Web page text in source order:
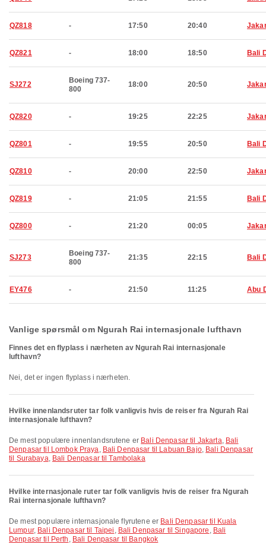
QZ818 - 17:50 20:40
QZ821 - 18:00 18:50 Bali
SJ272
Boeing 737-
800
18:00 20:50
QZ820 - 19:25 22:25
QZ801 - 19:55 20:50 Bali
QZ810 - 20:00 22:50
QZ819 - 21:05 21:55 Bali
QZ800 - 21:20 00:05
SJ273
Boeing 737-
800
21:35 22:15 Bali
EY476 - 21:50 11:25 Abu
Vanlige spørsmål om Ngurah Rai internasjonale lufthavn
Finnes det en flyplass i nærheten av Ngurah Rai internasjonale
lufthavn?
Nei, det er ingen flyplass i nærheten.
Hvilke innenlandsruter tar folk vanligvis hvis de reiser fra Ngurah Rai
internasjonale lufthavn?
De mest populære innenlandsrutene er Bali Denpasar til Jakarta, Bali
Denpasar til Lombok Praya, Bali Denpasar til Labuan Bajo, Bali Denpasar
til Surabaya, Bali Denpasar til Tambolaka
Hvilke internasjonale ruter tar folk vanligvis hvis de reiser fra Ngurah
Rai internasjonale lufthavn?
De mest populære internasjonale flyrutene er Bali Denpasar til Kuala
Lumpur, Bali Denpasar til Taipei , Bali Denpasar til Singapore , Bali
Denpasar til Perth , Bali Denpasar til Bangkok